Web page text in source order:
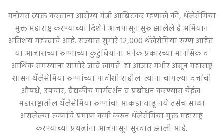
मनोगत व्यक्त करताना आरोग्य मंत्री आबिटकर म्हणाले की, थॅलेसेमिया
मुक्त महाराष्ट्र करण्याच्या दिशेने आजपासून सुरु झालेले हे अभियान
अतिशय महत्त्वाचे आहे. राज्यात सुमारे 12,000 थॅलेसेमिया रुग्ण आहेत.
या आजाराच्या रुग्णाच्या कुटुंबियांना अनेक प्रकारच्या मानसिक व
आर्थिक समस्याना सामोरे जावे लागते. हा आजार गंभीर असून महाराष्ट्र
शासन थॅलेसेमिया रुग्णांच्या पाठीशी राहील. त्यांना चांगल्या दर्जाची
औषधे, उपचार, वैद्यकीय मार्गदर्शन व प्रबोधन करण्यात येईल.
महाराष्ट्रातील थॅलेसेमिया रुग्णांचा आकडा वाढू नये तसेच सध्या
असलेल्या रुग्णांचे प्रमाण कमी करून थॅलेसेमिया मुक्त महाराष्ट्र
करण्याच्या प्रयत्नांना आजपासून सुरवात झाली आहे.